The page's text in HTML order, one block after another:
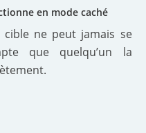
en mode caché
cible ne peut jamais se
que quelqu’un la